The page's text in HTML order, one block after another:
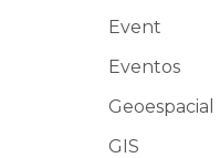
Event
Eventos
Geoespacial
GIS